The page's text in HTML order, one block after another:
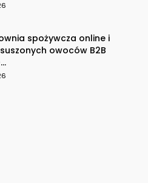
spożywcza online i
owoców B2B